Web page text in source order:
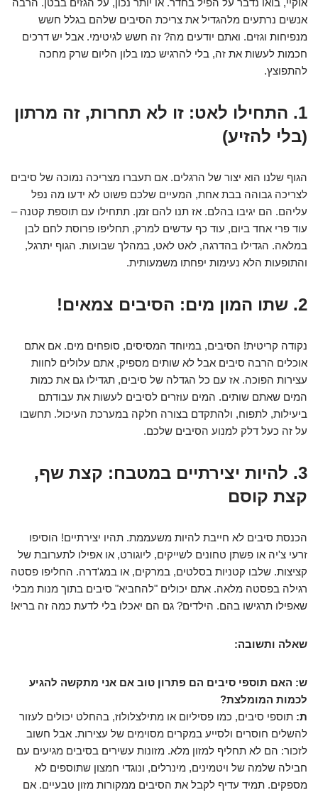
אוקיי, בואו נדבר על הפיל בחדר. או יותר נכון, על הגזים בבטן. הרבה
אנשים נרתעים מלהגדיל את צריכת הסיבים שלהם בגלל חשש
מנפיחות וגזים. ואתם יודעים מה? זה חשש לגיטימי. אבל יש דרכים
חכמות לעשות את זה, בלי להרגיש כמו בלון הליום שרק מחכה
להתפוצץ.
1. התחילו לאט: זו לא תחרות, זה מרתון
(בלי להזיע)
הגוף שלנו הוא יצור של הרגלים. אם תעברו מצריכה נמוכה של סיבים
לצריכה גבוהה בבת אחת, המעיים שלכם פשוט לא ידעו מה נפל
עליהם. הם יגיבו בהלם. אז תנו להם זמן. תתחילו עם תוספת קטנה –
עוד פרי אחד ביום, עוד כף עדשים למרק, תחליפו פרוסת לחם לבן
במלאה. הגדילו בהדרגה, לאט לאט, במהלך שבועות. הגוף יתרגל,
והתופעות הלא נעימות יפחתו משמעותית.
2. שתו המון מים: הסיבים צמאים!
נקודה קריטית! הסיבים, במיוחד המסיסים, סופחים מים. אם אתם
אוכלים הרבה סיבים אבל לא שותים מספיק, אתם עלולים לחוות
עצירות הפוכה. אז עם כל הגדלה של סיבים, תגדילו גם את כמות
המים שאתם שותים. המים עוזרים לסיבים לעשות את עבודתם
ביעילות, לתפוח, ולהתקדם בצורה חלקה במערכת העיכול. תחשבו
על זה כעל דלק למנוע הסיבים שלכם.
3. להיות יצירתיים במטבח: קצת שף,
קצת קוסם
הכנסת סיבים לא חייבת להיות משעממת. תהיו יצירתיים! הוסיפו
זרעי צ'יה או פשתן טחונים לשייקים, ליוגורט, או אפילו לתערובת של
קציצות. שלבו קטניות בסלטים, במרקים, או במג'דרה. החליפו פסטה
רגילה בפסטה מלאה. אתם יכולים "להחביא" סיבים בתוך מנות מבלי
שאפילו תרגישו בהם. הילדים? גם הם יאכלו בלי לדעת כמה זה בריא!
שאלה ותשובה:
ש: האם תוספי סיבים הם פתרון טוב אם אני מתקשה להגיע
לכמות המומלצת?
ת: תוספי סיבים, כמו פסיליום או מתילצלולוז, בהחלט יכולים לעזור
להשלים חוסרים ולסייע במקרים מסוימים של עצירות. אבל חשוב
לזכור: הם לא תחליף למזון מלא. מזונות עשירים בסיבים מגיעים עם
חבילה שלמה של ויטמינים, מינרלים, ונוגדי חמצון שתוספים לא
מספקים. תמיד עדיף לקבל את הסיבים ממקורות מזון טבעיים. אם